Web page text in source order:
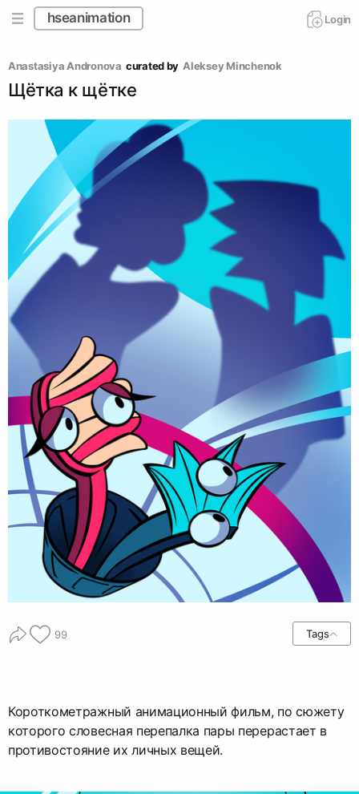
hseanimation Login
Anastasiya Andronova curated by Aleksey Minchenok
Щётка к щётке
99 Tags
Короткометражный анимационный фильм, по сюжету
которого словесная перепалка пары перерастает в
противостояние их личных вещей.